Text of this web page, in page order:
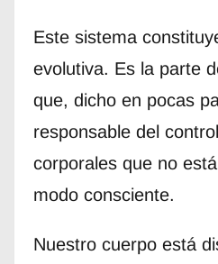
Este sistema
evolutiva. Es la parte
que, dicho en pocas
responsable del
corporales que no
modo consciente.
Nuestro cuerpo está